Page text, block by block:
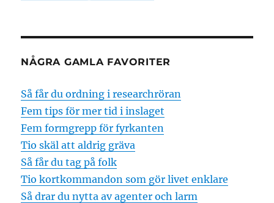
NÅGRA GAMLA FAVORITER
Så får du ordning i researchröran
Fem tips för mer tid i inslaget
Fem formgrepp för fyrkanten
Tio skäl att aldrig gräva
Så får du tag på folk
Tio kortkommandon som gör livet enklare
Så drar du nytta av agenter och larm